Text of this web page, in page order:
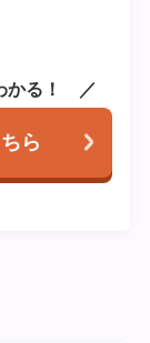
る！
ら